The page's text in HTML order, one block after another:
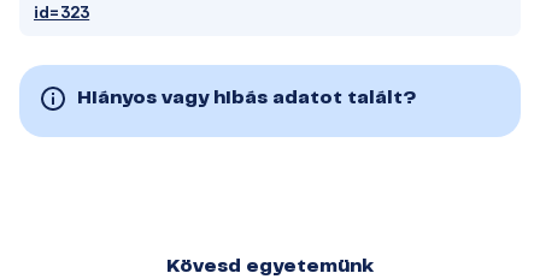
id=323
Hiányos vagy hibás adatot talált?
Kövesd egyetemünk